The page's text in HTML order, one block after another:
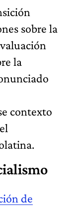
sobre la
la
contexto
de